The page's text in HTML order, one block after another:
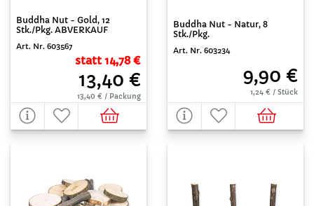
Buddha Nut - Gold, 12
Stk./Pkg. ABVERKAUF
Art. Nr. 603567
statt 14,78 €
13,40 €
13,40 € / Packung
Buddha Nut - Natur, 8
Stk./Pkg.
Art. Nr. 603234
9,90 €
1,24 € / Stück